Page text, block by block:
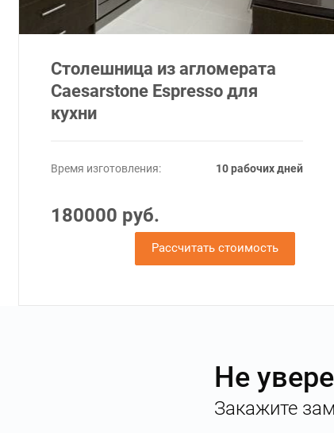
Столешница из агломерата
Caesarstone Espresso для
кухни
Время изготовления: 10 рабочих дней
180000 руб.
Рассчитать стоимость
Не
Закажите